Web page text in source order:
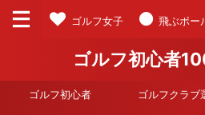
ゴルフ女子 飛ぶボー
ゴルフ初心者
ゴルフ初心者 ゴルフクラブ